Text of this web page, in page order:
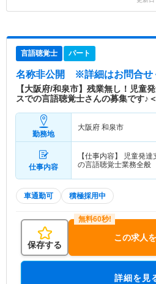
言語聴覚士 パート
名称非公開 ※詳細はお問合せ
【大阪府/和泉市】残業無し！児童
スでの言語聴覚士さんの募集です♪
勤務地
大阪府 和泉市
仕事内容
【仕事内容】 児童発
の言語聴覚士業務全般
車通勤可 積極採用中
保存する
この求人
詳細を見